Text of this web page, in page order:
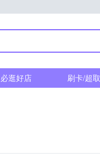
必逛好店 刷卡/超取